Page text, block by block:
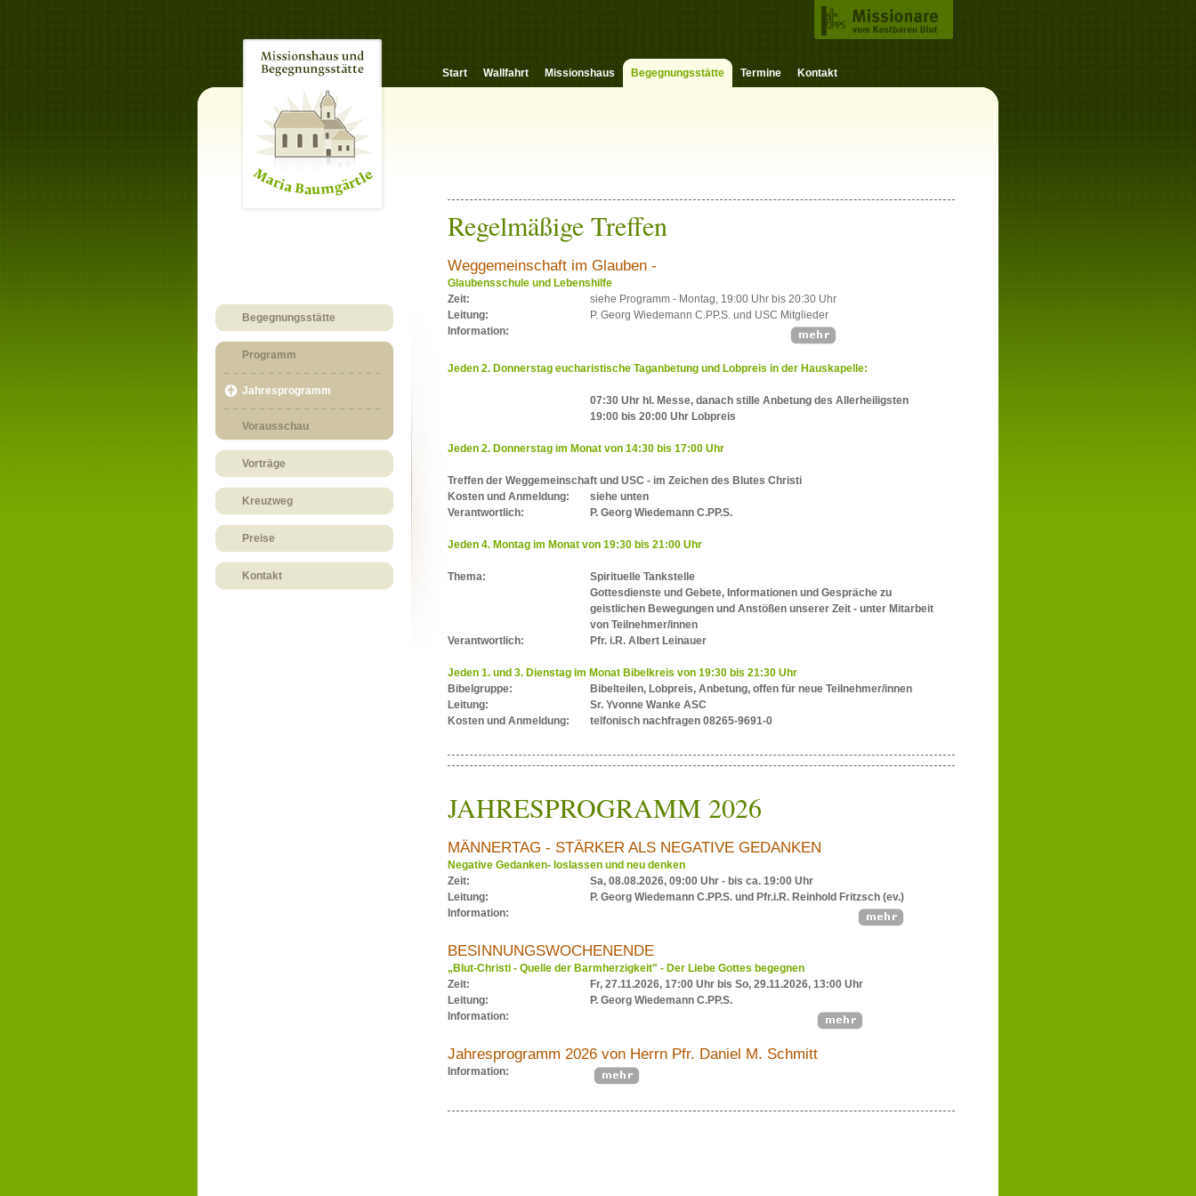
Start Wallfahrt Missionshaus Begegnungsstätte Termine Kontakt
Begegnungsstätte
Programm
Jahresprogramm
Vorausschau
Vorträge
Kreuzweg
Preise
Kontakt
Regelmäßige Treffen
Weggemeinschaft im Glauben -
Glaubensschule und Lebenshilfe
Zeit:
siehe Programm - Montag, 19:00 Uhr bis 20:30 Uhr
Leitung:
P. Georg Wiedemann C.PP.S. und USC Mitglieder
Information:
Jeden 2. Donnerstag eucharistische Taganbetung und Lobpreis in der Hauskapelle:
07:30 Uhr hl. Messe, danach stille Anbetung des Allerheiligsten
19:00 bis 20:00 Uhr Lobpreis
Jeden 2. Donnerstag im Monat von 14:30 bis 17:00 Uhr
Treffen der Weggemeinschaft und USC - im Zeichen des Blutes Christi
Kosten und Anmeldung:
siehe unten
Verantwortlich:
P. Georg Wiedemann C.PP.S.
Jeden 4. Montag im Monat von 19:30 bis 21:00 Uhr
Thema:
Spirituelle Tankstelle
Gottesdienste und Gebete, Informationen und Gespräche zu
geistlichen Bewegungen und Anstößen unserer Zeit - unter Mitarbeit
von Teilnehmer/innen
Verantwortlich:
Pfr. i.R. Albert Leinauer
Jeden 1. und 3. Dienstag im Monat Bibelkreis von 19:30 bis 21:30 Uhr
Bibelgruppe:
Bibelteilen, Lobpreis, Anbetung, offen für neue Teilnehmer/innen
Leitung:
Sr. Yvonne Wanke ASC
Kosten und Anmeldung:
telfonisch nachfragen 08265-9691-0
JAHRESPROGRAMM 2026
MÄNNERTAG - STÄRKER ALS NEGATIVE GEDANKEN
Negative Gedanken- loslassen und neu denken
Zeit:
Sa, 08.08.2026, 09:00 Uhr - bis ca. 19:00 Uhr
Leitung:
P. Georg Wiedemann C.PP.S. und Pfr.i.R. Reinhold Fritzsch (ev.)
Information:
BESINNUNGSWOCHENENDE
„Blut-Christi - Quelle der Barmherzigkeit" - Der Liebe Gottes begegnen
Zeit:
Fr, 27.11.2026, 17:00 Uhr bis So, 29.11.2026, 13:00 Uhr
Leitung:
P. Georg Wiedemann C.PP.S.
Information:
Jahresprogramm 2026 von Herrn Pfr. Daniel M. Schmitt
Information: